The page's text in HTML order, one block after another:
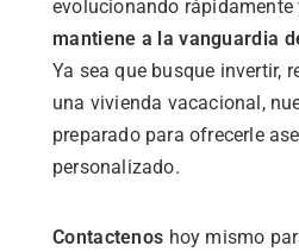
evolucionando rápidamente
mantiene a lavanguardia
Ya seaque busque invertir,
una vivienda vacacional,
preparado para ofrecerle
personalizado.
Contactenos hoy mismo